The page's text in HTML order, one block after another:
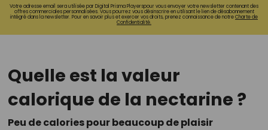
Votre adresse email sera utilisée par Digital Prisma Playerspour vous envoyer votre newsletter contenant des
offres commerciales personnalisées. Vous pourrez vous désinscrire en utilisant le lien de désabonnement
intégré dans la newsletter. Pour en savoir plus et exercer vos droits, prenez connaissance de notreCharte de
Confidentialité.
Quelle est la valeur
calorique de la nectarine ?
Peu de calories pour beaucoup de plaisir